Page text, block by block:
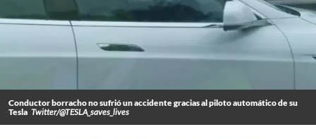
Conductor borracho no sufrió un accidente gracias al piloto automático de su
Tesla Twitter/@TESLA_saves_lives